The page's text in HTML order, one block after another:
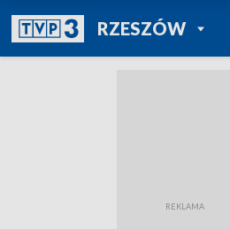
RZESZÓWPOWRÓT DO
TVP REGIONY